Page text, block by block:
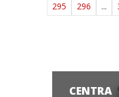
295
296 ...
CENTRA